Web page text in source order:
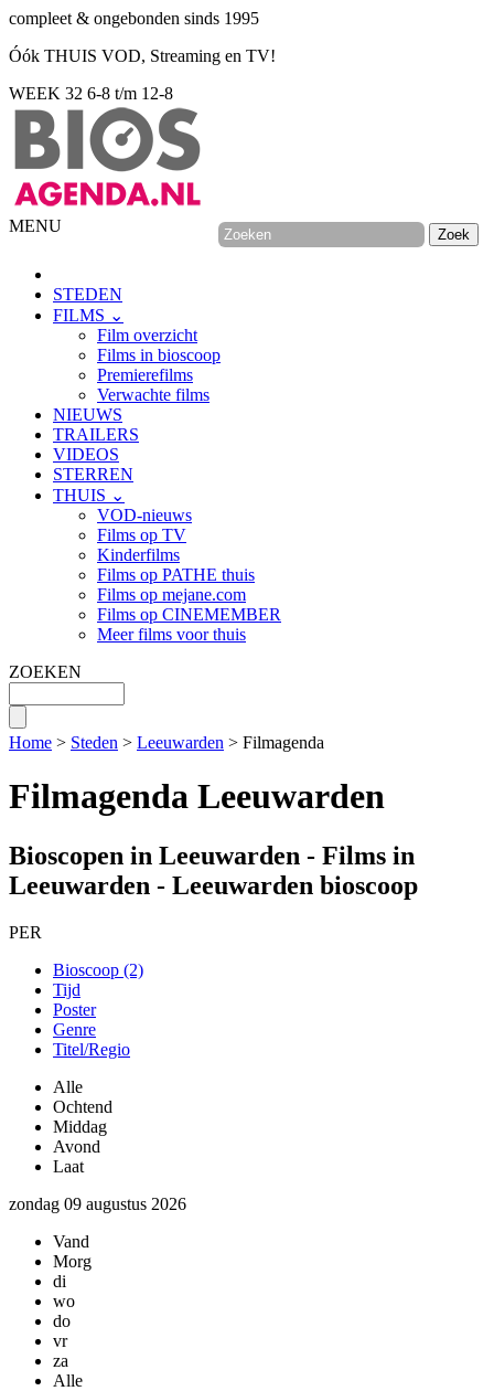
compleet & ongebonden sinds 1995
Óók THUIS VOD, Streaming en TV!
WEEK 32 6-8 t/m 12-8
MENU
STEDEN
FILMS ⌄
Film overzicht
Films in bioscoop
Premierefilms
Verwachte films
NIEUWS
TRAILERS
VIDEOS
STERREN
THUIS ⌄
VOD-nieuws
Films op TV
Kinderfilms
Films op PATHE thuis
Films op mejane.com
Films op CINEMEMBER
Meer films voor thuis
ZOEKEN
Home > Steden > Leeuwarden > Filmagenda
Filmagenda Leeuwarden
Bioscopen in Leeuwarden - Films in
Leeuwarden - Leeuwarden bioscoop
PER
Bioscoop (2)
Tijd
Poster
Genre
Titel/Regio
Alle
Ochtend
Middag
Avond
Laat
zondag 09 augustus 2026
Vand
Morg
di
wo
do
vr
za
Alle